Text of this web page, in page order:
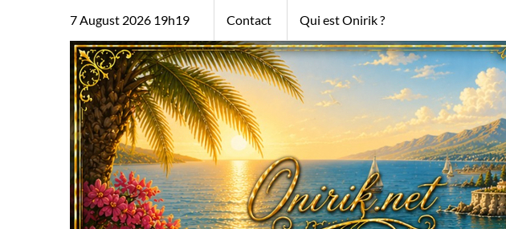
7 August 2026 19h19 Contact Qui est Onirik ?